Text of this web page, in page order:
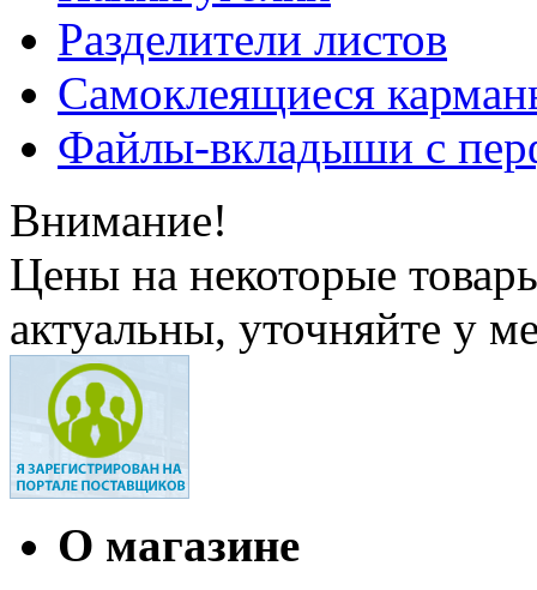
Разделители листов
Самоклеящиеся
Файлы-вкладыши с
Внимание!
Цены на некоторые
актуальны, уточняйте у
О магазине